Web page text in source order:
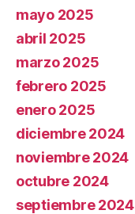
mayo 2025
abril 2025
marzo 2025
febrero 2025
enero 2025
diciembre 2024
noviembre 2024
octubre 2024
septiembre 2024